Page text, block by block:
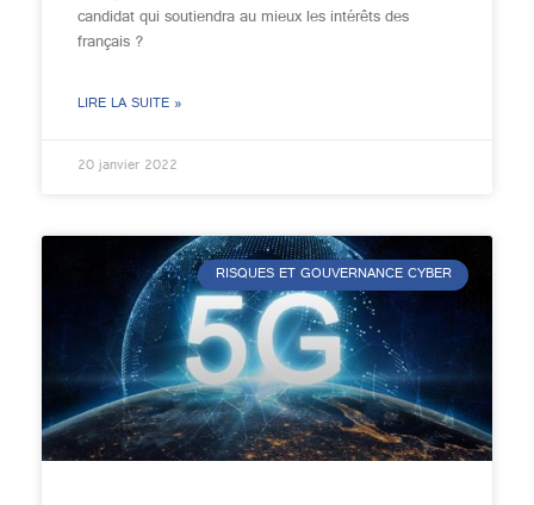
candidat qui soutiendra au mieux les intérêts des
français ?
LIRE LA SUITE »
20 janvier 2022
RISQUES ET GOUVERNANCE CYBER